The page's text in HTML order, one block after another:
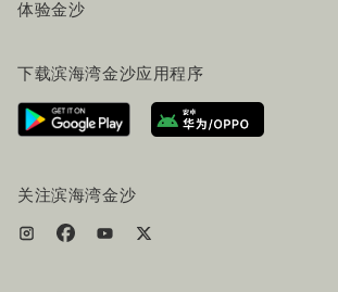
工作机会
联系我们
体验金沙
行程规划
路线指引
服务设施
下载滨海湾金沙应用程序
关注滨海湾金沙